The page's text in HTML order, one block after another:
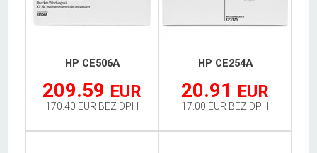
HP CE506A
209.59 EUR
170.40 EUR BEZ DPH
HP CE254A
20.91 EUR
17.00 EUR BEZ DPH